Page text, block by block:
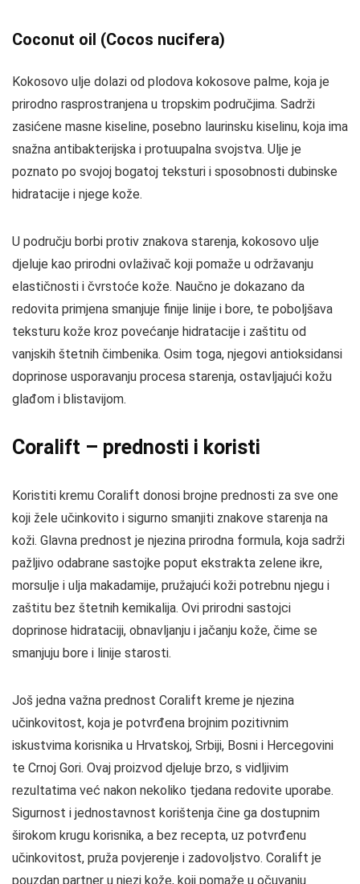
Coconut oil (Cocos nucifera)
Kokosovo ulje dolazi od plodova kokosove palme, koja je
prirodno rasprostranjena u tropskim područjima. Sadrži
zasićene masne kiseline, posebno laurinsku kiselinu, koja ima
snažna antibakterijska i protuupalna svojstva. Ulje je
poznato po svojoj bogatoj teksturi i sposobnosti dubinske
hidratacije i njege kože.
U području borbi protiv znakova starenja, kokosovo ulje
djeluje kao prirodni ovlaživač koji pomaže u održavanju
elastičnosti i čvrstoće kože. Naučno je dokazano da
redovita primjena smanjuje finije linije i bore, te poboljšava
teksturu kože kroz povećanje hidratacije i zaštitu od
vanjskih štetnih čimbenika. Osim toga, njegovi antioksidansi
doprinose usporavanju procesa starenja, ostavljajući kožu
glađom i blistavijom.
Coralift – prednosti i koristi
Koristiti kremu Coralift donosi brojne prednosti za sve one
koji žele učinkovito i sigurno smanjiti znakove starenja na
koži. Glavna prednost je njezina prirodna formula, koja sadrži
pažljivo odabrane sastojke poput ekstrakta zelene ikre,
morsulje i ulja makadamije, pružajući koži potrebnu njegu i
zaštitu bez štetnih kemikalija. Ovi prirodni sastojci
doprinose hidrataciji, obnavljanju i jačanju kože, čime se
smanjuju bore i linije starosti.
Još jedna važna prednost Coralift kreme je njezina
učinkovitost, koja je potvrđena brojnim pozitivnim
iskustvima korisnika u Hrvatskoj, Srbiji, Bosni i Hercegovini
te Crnoj Gori. Ovaj proizvod djeluje brzo, s vidljivim
rezultatima već nakon nekoliko tjedana redovite uporabe.
Sigurnost i jednostavnost korištenja čine ga dostupnim
širokom krugu korisnika, a bez recepta, uz potvrđenu
učinkovitost, pruža povjerenje i zadovoljstvo. Coralift je
pouzdan partner u njezi kože, koji pomaže u očuvanju